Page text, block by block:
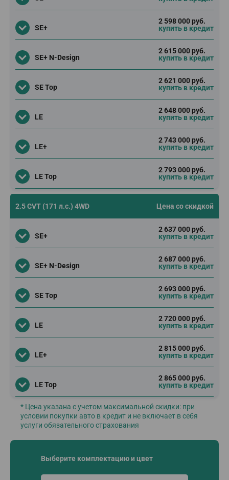
SE+
2 598 000 руб.
купить в кредит
SE+ N-Design
2 615 000 руб.
купить в кредит
SE Top
2 621 000 руб.
купить в кредит
LE
2 648 000 руб.
купить в кредит
LE+
2 743 000 руб.
купить в кредит
LE Top
2 793 000 руб.
купить в кредит
2.5 CVT (171 л.с.) 4WD Цена со скидкой
SE+
2 637 000 руб.
купить в кредит
SE+ N-Design
2 687 000 руб.
купить в кредит
SE Top
2 693 000 руб.
купить в кредит
LE
2 720 000 руб.
купить в кредит
LE+
2 815 000 руб.
купить в кредит
LE Top
2 865 000 руб.
купить в кредит
* Цена указана с учетом максимальной скидки: при
условии покупки авто в кредит и не включает в себя
услуги обязательного страхования
Выберите комплектацию и цвет